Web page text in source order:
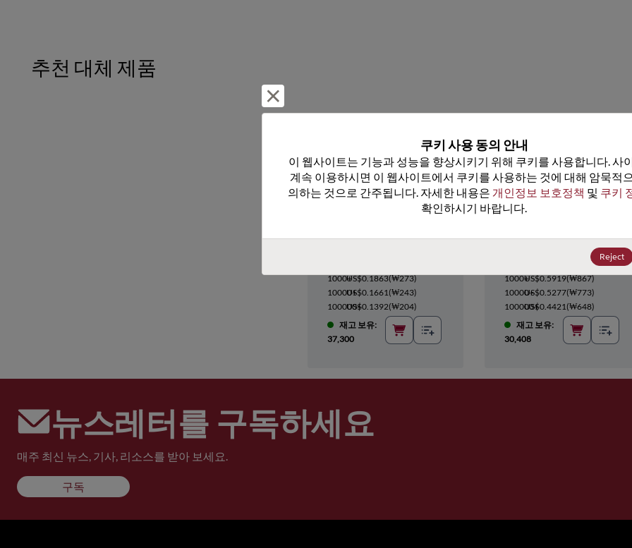
추천 대체 제품
1000+US$0.1863(₩273)
10000+US$0.1661(₩243)
100000+US$0.1392(₩204)
재고 보유:
37,300
SN74ALS02AD
₩1,044)
₩940)
1000+US$0.5919(₩867)
10000+US$0.5277(₩773)
100000+US$0.4421(₩648)
재고 보유:
30,408
뉴스레터를 구독하세요
매주 최신 뉴스, 기사, 리소스를 받아 보세요.
구독
쿠키 사용 동의 안내
이 웹사이트는 기능과 성능을 향상시키기 위해 쿠키를 사용합니다. 사
계속 이용하시면 이 웹사이트에서 쿠키를 사용하는 것에 대해 암묵적
의하는 것으로 간주됩니다. 자세한 내용은 개인정보 보호정책 및 쿠키
확인하시기 바랍니다.
Reject